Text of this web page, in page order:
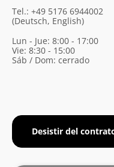
Tel.: +49 5176 6944002
(Deutsch, English)
Lun - Jue: 8:00 - 17:00
Vie: 8:30 - 15:00
Sáb / Dom: cerrado
Desistir del